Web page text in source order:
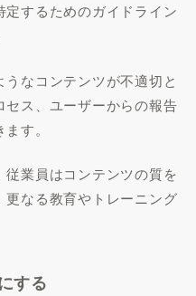
するためのガイドライン
なコンテンツが不適切と
ス、ユーザーからの報告
す。
業員はコンテンツの質を
なる教育やトレーニング
する